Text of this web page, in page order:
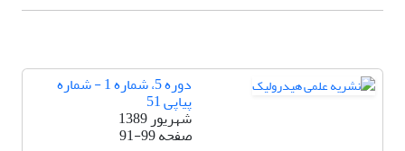
دوره 5، شماره 1 - شماره
پیاپی 51
شهریور 1389
صفحه91-99